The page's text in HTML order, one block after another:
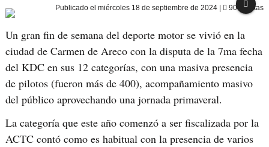
Publicado el miércoles 18 de septiembre de 2024 904 visitas
Un gran fin de semana del deporte motor se vivió en la
ciudad de Carmen de Areco con la disputa de la 7ma fecha
del KDC en sus 12 categorías, con una masiva presencia
de pilotos (fueron más de 400), acompañamiento masivo
del público aprovechando una jornada primaveral.
La categoría que este año comenzó a ser fiscalizada por la
ACTC contó como es habitual con la presencia de varios